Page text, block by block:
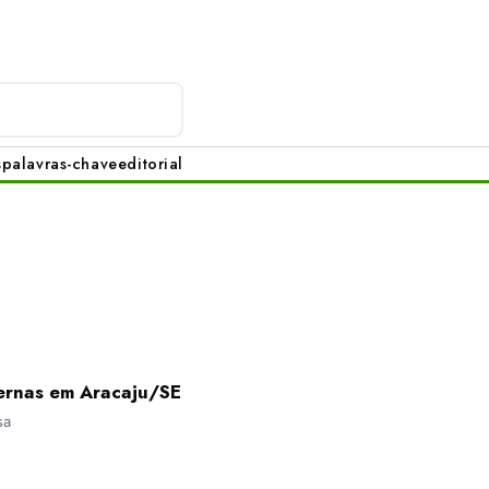
palavras-chaveeditorial
em Aracaju/SE